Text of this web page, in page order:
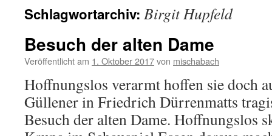
Schlagwortarchiv: Birgit Hupfeld
Besuch der alten Dame
Veröffentlicht am 1. Oktober 2017von mischabach
Hoffnungslos verarmt hoffen sie doch
Güllener in Friedrich Dürrenmatts
Besuch der alten Dame. Hoffnungslos